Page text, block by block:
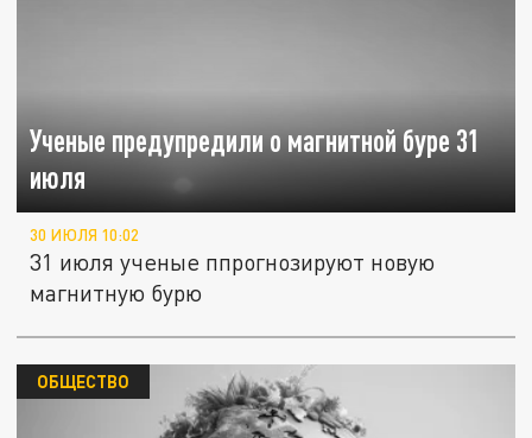
Ученые предупредили о магнитной буре 31
июля
30 ИЮЛЯ 10:02
31 июля ученые ппрогнозируют новую
магнитную бурю
ОБЩЕСТВО